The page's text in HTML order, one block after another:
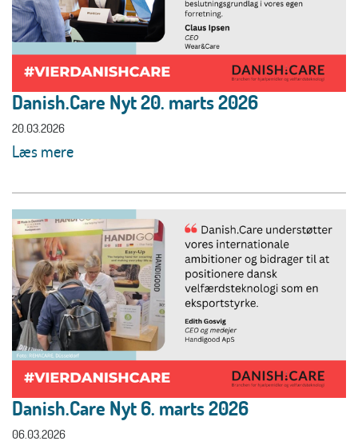
Danish.Care Nyt 20. marts 2026
20.03.2026
Læs mere
Danish.Care Nyt 6. marts 2026
06.03.2026